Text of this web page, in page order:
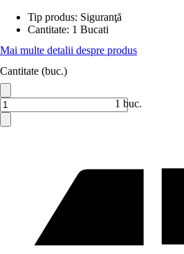
Tip produs: Siguranţă
Cantitate: 1 Bucati
Mai multe detalii despre produs
Cantitate (buc.)
1 buc.